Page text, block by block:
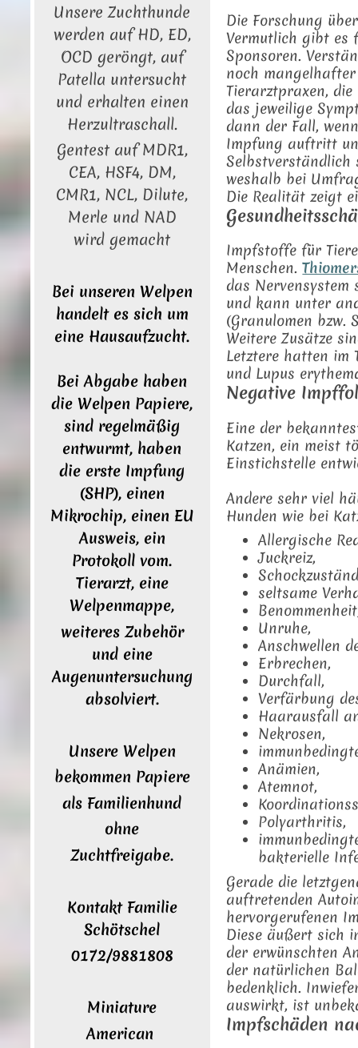
Unsere Zuchthunde
werden auf HD, ED,
OCD geröngt, auf
Patella untersucht
und erhalten einen
Herzultraschall.
Gentest auf MDR1,
CEA, HSF4, DM,
CMR1, NCL, Dilute,
Merle und NAD
wird gemacht
Bei unseren Welpen
handelt es sich um
eine Hausaufzucht.
Bei Abgabe haben
die Welpen Papiere,
sind regelmäßig
entwurmt, haben
die erste Impfung
(SHP), einen
Mikrochip, einen EU
Ausweis, ein
Protokoll vom.
Tierarzt, eine
Welpenmappe,
weiteres Zubehör
und eine
Augenuntersuchung
absolviert.
Unsere Welpen
bekommen Papiere
als Familienhund
ohne
Zuchtfreigabe.
Kontakt Familie
Schötschel
0172/9881808
Miniature
American
Die Forschung
Vermutlich gibt es
Sponsoren.
noch
Tierarztpraxen,
das jeweilige
dann der Fall,
Impfung auftritt
Selbstverständlich
weshalb bei
Die Realität zeigt
Impfstoffe für
Menschen.
das
und kann unter
(Granulomen bzw.
Weitere Zusätze
Letztere hatten im
und Lupus
Negative
Eine der
Katzen, ein meist
Einstichstelle
Andere sehr viel
Hunden wie bei
Allergische
Juckreiz,
seltsame
Unruhe,
Anschwellen
Erbrechen,
Durchfall,
Verfärbung
Haarausfall
Nekrosen,
Anämien,
Atemnot,
Polyarthritis,
bakterielle
Gerade die
auftretenden
hervorgerufenen
Diese äußert sich
der erwünschten
der natürlichen
bedenklich.
auswirkt, ist
Impfschäden